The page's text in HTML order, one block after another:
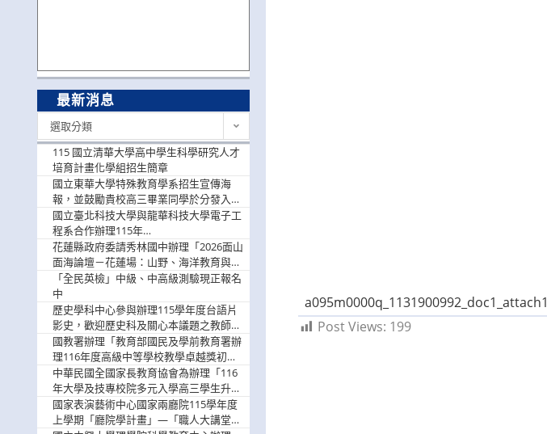
a095m0000q_1131900992_doc1_attach1
Post Views: 199
最新消息
選取分類
115 國立清華大學高中學生科學研究人才
培育計畫化學組招生簡章
國立東華大學特殊教育學系招生宣傳海
報，並鼓勵貴校高三畢業同學於分發入學
階段踴躍選填。
國立臺北科技大學與龍華科技大學電子工
程系合作辦理115年
「115.08.10~08.12「AI賦能應用於智慧半
導體研習營」，歡迎學生踴躍報名參加
花蓮縣政府委請秀林國中辦理「2026面山
面海論壇－花蓮場：山野、海洋教育與戶
外安全實務課程」，歡迎踴躍報名參加
「全民英檢」中級、中高級測驗現正報名
中
歷史學科中心參與辦理115學年度台語片
影史，歡迎歷史科及關心本議題之教師踴
躍報名參加
國教署辦理「教育部國民及學前教育署辦
理116年度高級中等學校教學卓越獎初選
實施計畫」，鼓勵教師踴躍報名
中華民國全國家長教育協會為辦理「116
年大學及技專校院多元入學高三學生升學
輔導家長說明會」
國家表演藝術中心國家兩廳院115學年度
上學期「廳院學計畫」—「職人大講堂」